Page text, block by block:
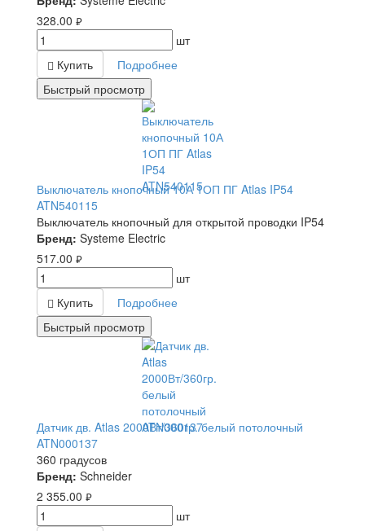
328.00 руб.
шт
Купить
Подробнее
Быстрый просмотр
Выключатель кнопочный 10А 1ОП ПГ Atlas IP54
ATN540115
Выключатель кнопочный для открытой проводки IP54
Бренд: Systeme Electric
517.00 руб.
шт
Купить
Подробнее
Быстрый просмотр
Датчик дв. Atlas 2000Вт/360гр. белый потолочный
ATN000137
360 градусов
Бренд: Schneider
2 355.00 руб.
шт